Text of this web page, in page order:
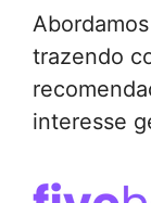
trazendo
interesse